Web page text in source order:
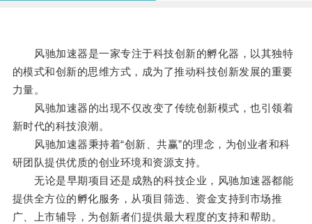
风驰加速器是一家专注于科技创新的孵化器，以其独特
的模式和创新的思维方式，成为了推动科技创新发展的重要
力量。
风驰加速器的出现不仅改变了传统创新模式，也引领着
新时代的科技浪潮。
风驰加速器秉持着“创新、共赢”的理念，为创业者和科
研团队提供优质的创业环境和资源支持。
无论是早期项目还是成熟的科技企业，风驰加速器都能
提供全方位的孵化服务，从项目筛选、资金支持到市场推
广、上市辅导，为创新者们提供最大程度的支持和帮助。